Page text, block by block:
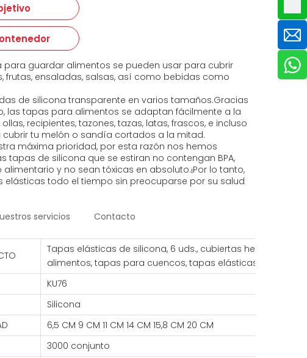
para guardar alimentos se pueden usar para cubrir
frutas, ensaladas, salsas, así como bebidas como
de silicona transparente en varios tamaños.Gracias
las tapas para alimentos se adaptan fácilmente a la
recipientes, tazones, tazas, latas, frascos, e incluso
tu melón o sandía cortados a la mitad.
máxima prioridad, por esta razón nos hemos
tapas de silicona que se estiran no contengan BPA,
y no sean tóxicas en absoluto.¡Por lo tanto,
elásticas todo el tiempo sin preocuparse por su salud
servicios Contacto
Tapas elásticas de silicona, 6 uds., cubiertas herméticas
alimentos, tapas para cuencos, tapas elásticas de
KU76
Silicona
6,5 CM 9 CM 11 CM 14 CM 15,8 CM 20 CM
3000 conjunto